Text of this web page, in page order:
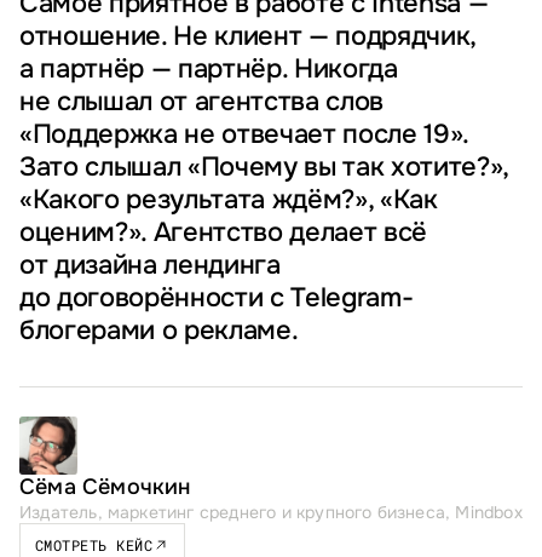
отношение. Не клиент — подрядчик,
а партнёр — партнёр. Никогда
не слышал от агентства слов
«Поддержка не отвечает после 19».
Зато слышал «Почему вы так хотите?»,
«Какого результата ждём?», «Как
оценим?». Агентство делает всё
от дизайна лендинга
до договорённости с Telegram-
блогерами о рекламе.
Сёма Сёмочкин
Издатель, маркетинг среднего и крупного бизнеса, Mindbox
СМОТРЕТЬ КЕЙС